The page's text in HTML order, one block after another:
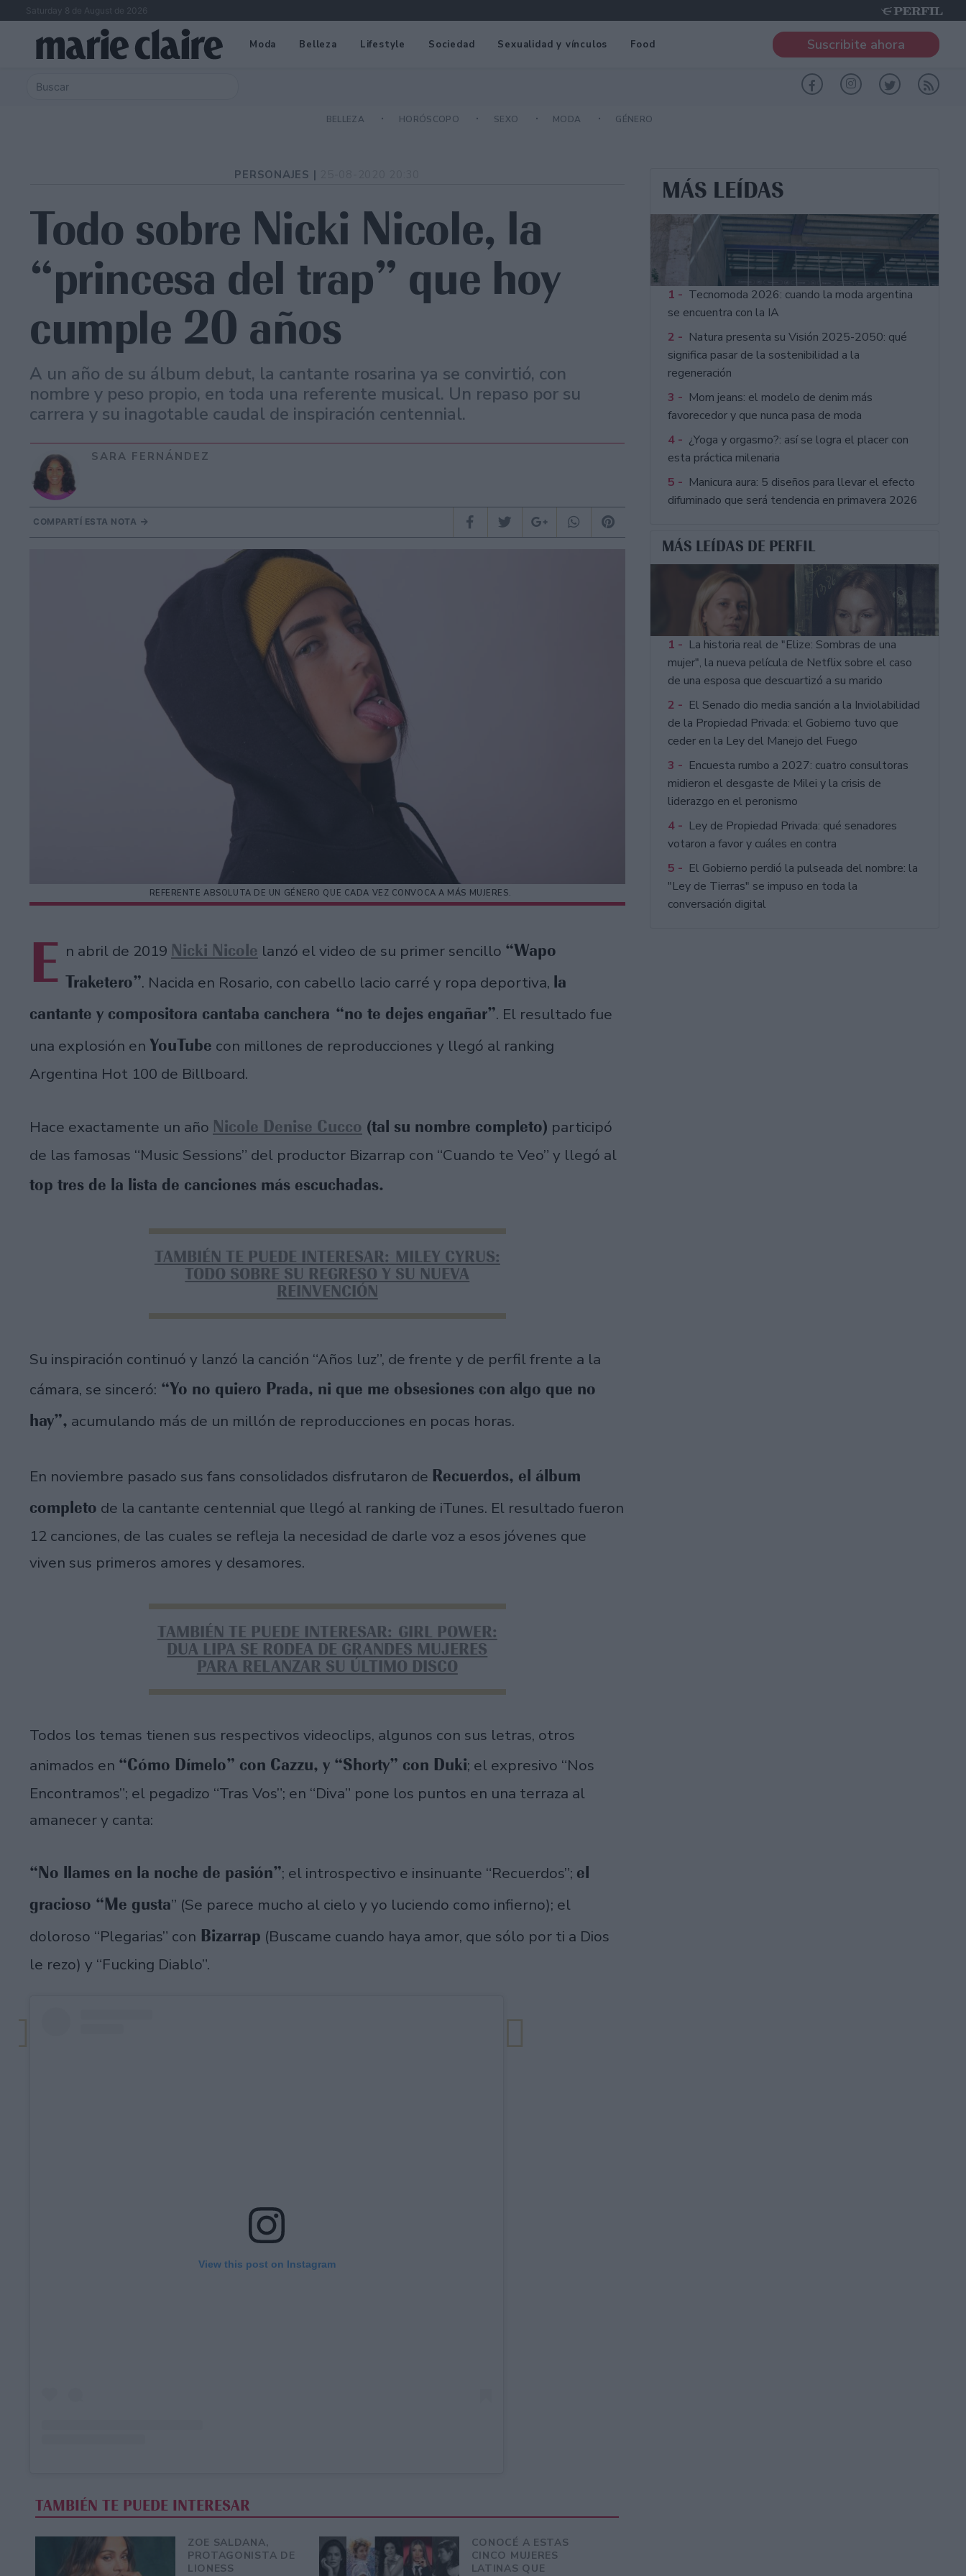
Saturday 8 de August de 2026
Moda Belleza Lifestyle Sociedad Sexualidad y vínculos Food Suscribite ahora
BELLEZA HORÓSCOPO SEXO MODA GÉNERO
PERSONAJES |
Todo sobre Nicki Nicole, la
“princesa del trap” que hoy
cumple 20 años
A un año de su álbum debut, la cantante rosarina ya se convirtió, con
nombre y peso propio, en toda una referente musical. Un repaso por su
carrera y su inagotable caudal de inspiración centennial.
SARA FERNÁNDEZ
COMPARTÍ ESTA NOTA
REFERENTE ABSOLUTA DE UN GÉNERO QUE CADA VEZ CONVOCA A MÁS MUJERES.
E n abril de 2019 Nicki Nicole lanzó el video de su primer sencillo “Wapo
Traketero”. Nacida en Rosario, con cabello lacio carré y ropa deportiva, la
cantante y compositora cantaba canchera “no te dejes engañar”. El resultado fue
una explosión en YouTube con millones de reproducciones y llegó al ranking
Argentina Hot 100 de Billboard.
Hace exactamente un año Nicole Denise Cucco (tal su nombre completo) participó
de las famosas “Music Sessions” del productor Bizarrap con “Cuando te Veo” y llegó al
top tres de la lista de canciones más escuchadas.
TAMBIÉN TE PUEDE INTERESAR: MILEY CYRUS:
TODO SOBRE SU REGRESO Y SU NUEVA
REINVENCIÓN
Su inspiración continuó y lanzó la canción “Años luz”, de frente y de perfil frente a la
cámara, se sinceró: “Yo no quiero Prada, ni que me obsesiones con algo que no
hay”, acumulando más de un millón de reproducciones en pocas horas.
En noviembre pasado sus fans consolidados disfrutaron de Recuerdos, el álbum
completo de la cantante centennial que llegó al ranking de iTunes. El resultado fueron
12 canciones, de las cuales se refleja la necesidad de darle voz a esos jóvenes que
viven sus primeros amores y desamores.
TAMBIÉN TE PUEDE INTERESAR: GIRL POWER:
DUA LIPA SE RODEA DE GRANDES MUJERES
PARA RELANZAR SU ÚLTIMO DISCO
Todos los temas tienen sus respectivos videoclips, algunos con sus letras, otros
animados en “Cómo Dímelo” con Cazzu, y “Shorty” con Duki; el expresivo “Nos
Encontramos”; el pegadizo “Tras Vos”; en “Diva” pone los puntos en una terraza al
amanecer y canta:
“No llames en la noche de pasión”; el introspectivo e insinuante “Recuerdos”; el
gracioso “Me gusta” (Se parece mucho al cielo y yo luciendo como infierno); el
doloroso “Plegarias” con Bizarrap (Buscame cuando haya amor, que sólo por ti a Dios
le rezo) y “Fucking Diablo”.
View this post on Instagram
TAMBIÉN TE PUEDE INTERESAR
ZOE SALDANA,
PROTAGONISTA DE
LIONESS
CONOCÉ A ESTAS
CINCO MUJERES
LATINAS QUE
MÁS LEÍDAS
1 - Tecnomoda 2026: cuando la moda argentina
se encuentra con la IA
2 - Natura presenta su Visión 2025-2050: qué
significa pasar de la sostenibilidad a la
regeneración
3 - Mom jeans: el modelo de denim más
favorecedor y que nunca pasa de moda
4 - ¿Yoga y orgasmo?: así se logra el placer con
esta práctica milenaria
5 - Manicura aura: 5 diseños para llevar el efecto
difuminado que será tendencia en primavera 2026
MÁS LEÍDAS DE PERFIL
1 - La historia real de "Elize: Sombras de una
mujer", la nueva película de Netflix sobre el caso
de una esposa que descuartizó a su marido
2 - El Senado dio media sanción a la Inviolabilidad
de la Propiedad Privada: el Gobierno tuvo que
ceder en la Ley del Manejo del Fuego
3 - Encuesta rumbo a 2027: cuatro consultoras
midieron el desgaste de Milei y la crisis de
liderazgo en el peronismo
4 - Ley de Propiedad Privada: qué senadores
votaron a favor y cuáles en contra
5 - El Gobierno perdió la pulseada del nombre: la
"Ley de Tierras" se impuso en toda la
conversación digital